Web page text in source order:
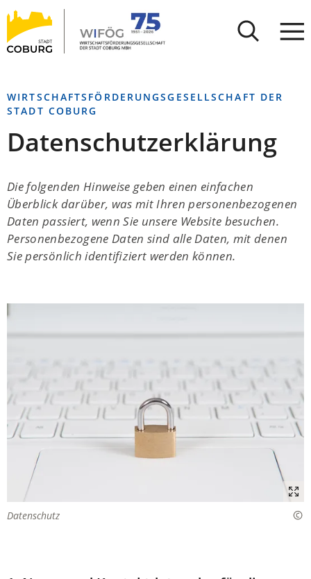
INHALT ANSPRINGEN
Stadt
Coburg
WIRTSCHAFTSFÖRDERUNGSGESELLSCHAFT DER
STADT COBURG
Datenschutzerklärung
Die folgenden Hinweise geben einen einfachen
Überblick darüber, was mit Ihren personenbezogenen
Daten passiert, wenn Sie unsere Website besuchen.
Personenbezogene Daten sind alle Daten, mit denen
Sie persönlich identifiziert werden können.
Datenschutz